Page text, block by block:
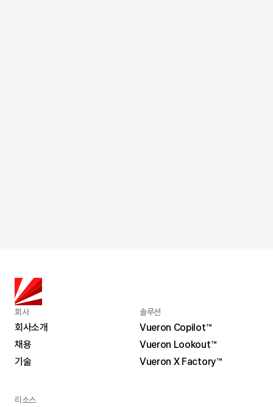
회사
회사소개
회사소개
채용
채용
기술
솔루션
Vueron Copilot™
Vueron Copilot™
Vueron Lookout™
Vueron Lookout™
Vueron X Factory™
리소스